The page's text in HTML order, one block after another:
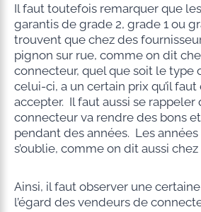
Il faut toutefois remarquer que
garantis de grade 2, grade 1 ou
trouvent que chez des
pignon sur rue, comme on dit
connecteur, quel que soit le type
celui-ci, a un certain prix qu’il
accepter. Il faut aussi se rappeler
connecteur va rendre des bons
pendant des années. Les
s’oublie, comme on dit aussi chez
Ainsi, il faut observer une
l’égard des vendeurs de